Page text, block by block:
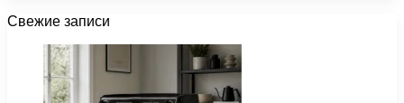
Свежие записи